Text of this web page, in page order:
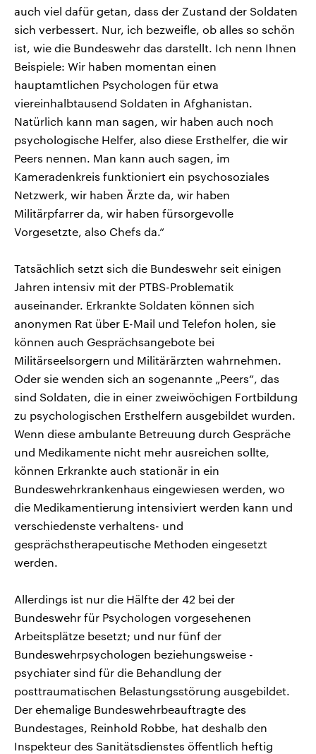
auch viel dafür getan, dass der Zustand der Soldaten
sich verbessert. Nur, ich bezweifle, ob alles so schön
ist, wie die Bundeswehr das darstellt. Ich nenn Ihnen
Beispiele: Wir haben momentan einen
hauptamtlichen Psychologen für etwa
viereinhalbtausend Soldaten in Afghanistan.
Natürlich kann man sagen, wir haben auch noch
psychologische Helfer, also diese Ersthelfer, die wir
Peers nennen. Man kann auch sagen, im
Kameradenkreis funktioniert ein psychosoziales
Netzwerk, wir haben Ärzte da, wir haben
Militärpfarrer da, wir haben fürsorgevolle
Vorgesetzte, also Chefs da.“
Tatsächlich setzt sich die Bundeswehr seit einigen
Jahren intensiv mit der PTBS-Problematik
auseinander. Erkrankte Soldaten können sich
anonymen Rat über E-Mail und Telefon holen, sie
können auch Gesprächsangebote bei
Militärseelsorgern und Militärärzten wahrnehmen.
Oder sie wenden sich an sogenannte „Peers“, das
sind Soldaten, die in einer zweiwöchigen Fortbildung
zu psychologischen Ersthelfern ausgebildet wurden.
Wenn diese ambulante Betreuung durch Gespräche
und Medikamente nicht mehr ausreichen sollte,
können Erkrankte auch stationär in ein
Bundeswehrkrankenhaus eingewiesen werden, wo
die Medikamentierung intensiviert werden kann und
verschiedenste verhaltens- und
gesprächstherapeutische Methoden eingesetzt
werden.
Allerdings ist nur die Hälfte der 42 bei der
Bundeswehr für Psychologen vorgesehenen
Arbeitsplätze besetzt; und nur fünf der
Bundeswehrpsychologen beziehungsweise -
psychiater sind für die Behandlung der
posttraumatischen Belastungsstörung ausgebildet.
Der ehemalige Bundeswehrbeauftragte des
Bundestages, Reinhold Robbe, hat deshalb den
Inspekteur des Sanitätsdienstes öffentlich heftig